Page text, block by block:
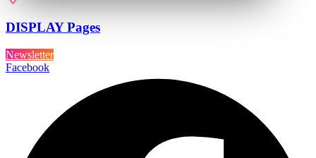
DISPLAY Pages
Newsletter
Facebook